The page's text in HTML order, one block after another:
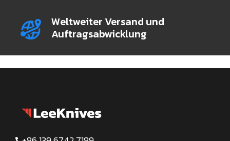
Weltweiter Versand und
Auftragsabwicklung